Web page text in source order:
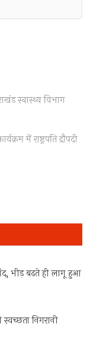
स्वास्थ्य विभाग
में राष्ट्रपति द्रौपदी
भीड़ बढ़ते ही लागू हुआ
निगरानी